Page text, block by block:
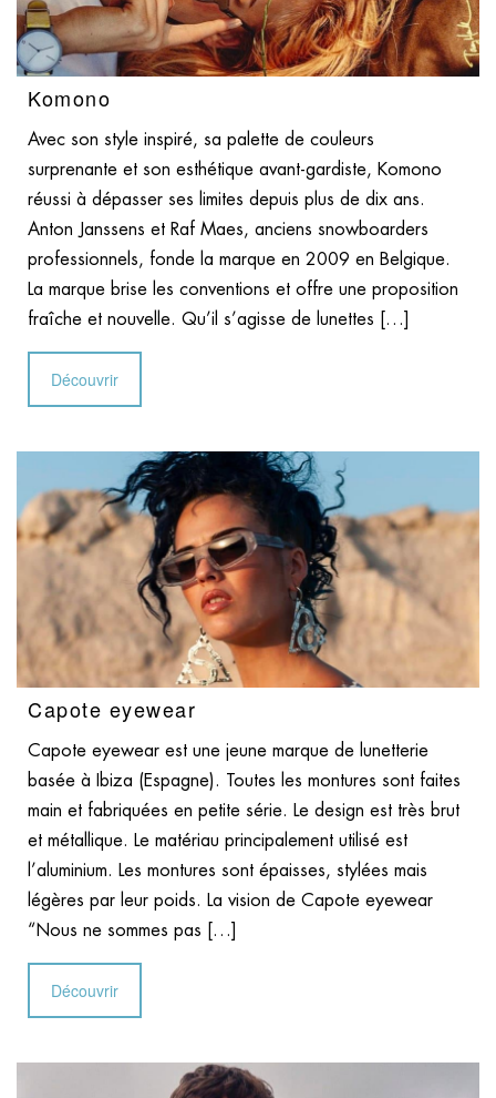
Komono
Avec son style inspiré, sa palette de couleurs
surprenante et son esthétique avant-gardiste, Komono
réussi à dépasser ses limites depuis plus de dix ans.
Anton Janssens et Raf Maes, anciens snowboarders
professionnels, fonde la marque en 2009 en Belgique.
La marque brise les conventions et offre une proposition
fraîche et nouvelle. Qu’il s’agisse de lunettes […]
Découvrir
Capote eyewear
Capote eyewear est une jeune marque de lunetterie
basée à Ibiza (Espagne). Toutes les montures sont faites
main et fabriquées en petite série. Le design est très brut
et métallique. Le matériau principalement utilisé est
l’aluminium. Les montures sont épaisses, stylées mais
légères par leur poids. La vision de Capote eyewear
“Nous ne sommes pas […]
Découvrir